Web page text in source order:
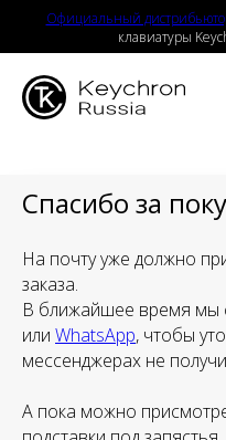
Официальный
клавиатуры
Спасибо за
На почту уже должно
заказа.
В ближайшее время мы
или WhatsApp, чтобы
мессенджерах не
А пока можно